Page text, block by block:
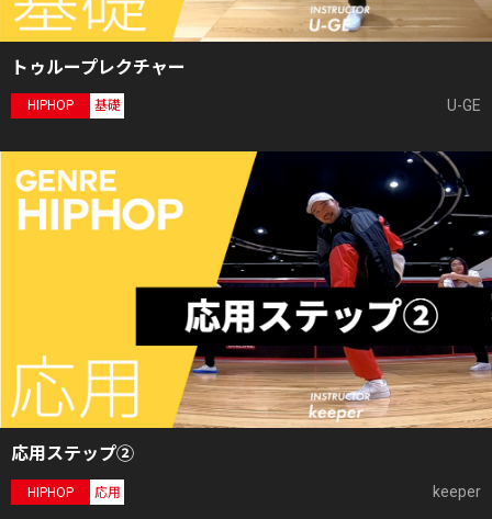
トゥループレクチャー
HIPHOP 基礎 U-GE
応用ステップ②
HIPHOP 応用 keeper